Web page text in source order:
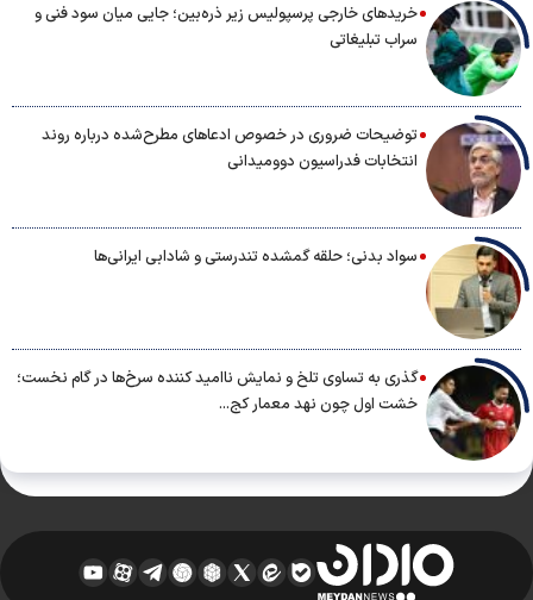
خریدهای خارجی پرسپولیس زیر ذره‌بین؛ جایی میان سود فنی و
سراب تبلیغاتی
توضیحات ضروری در خصوص ادعاهای مطرح‌شده درباره روند
انتخابات فدراسیون دوومیدانی
سواد بدنی؛ حلقه گمشده تندرستی و شادابی ایرانی‌ها
گذری به تساوی تلخ و نمایش ناامید کننده سرخ‌ها در گام نخست؛
خشت اول چون نهد معمار کج...